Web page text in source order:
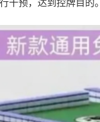
干预，达到控牌目的。